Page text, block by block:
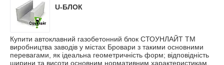
U-БЛОК
Купити автоклавний газобетонний блок СТОУНЛАЙТ ТМ
виробництва заводів у містах Бровари з такими основними
перевагами, як ідеальна геометричність форм; відповідність
ширини та висоти основним нормативним характеристикам,